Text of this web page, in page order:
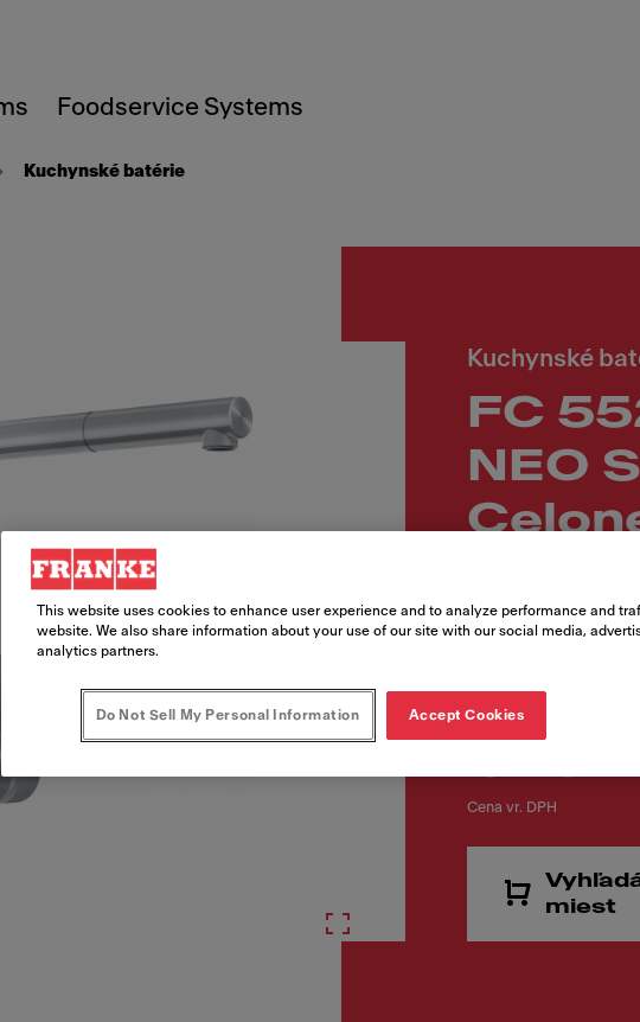
Foodservice Systems
Kuchynské batérie
Kuchynské
FC
NEO
115.0625.523
Cena vr. DPH
miest
This website uses cookies to enhance user experience and to analyze performance and
website. We also share information about your use of our site with our social media,
analytics partners.
Do Not Sell My Personal Information Accept Cookies